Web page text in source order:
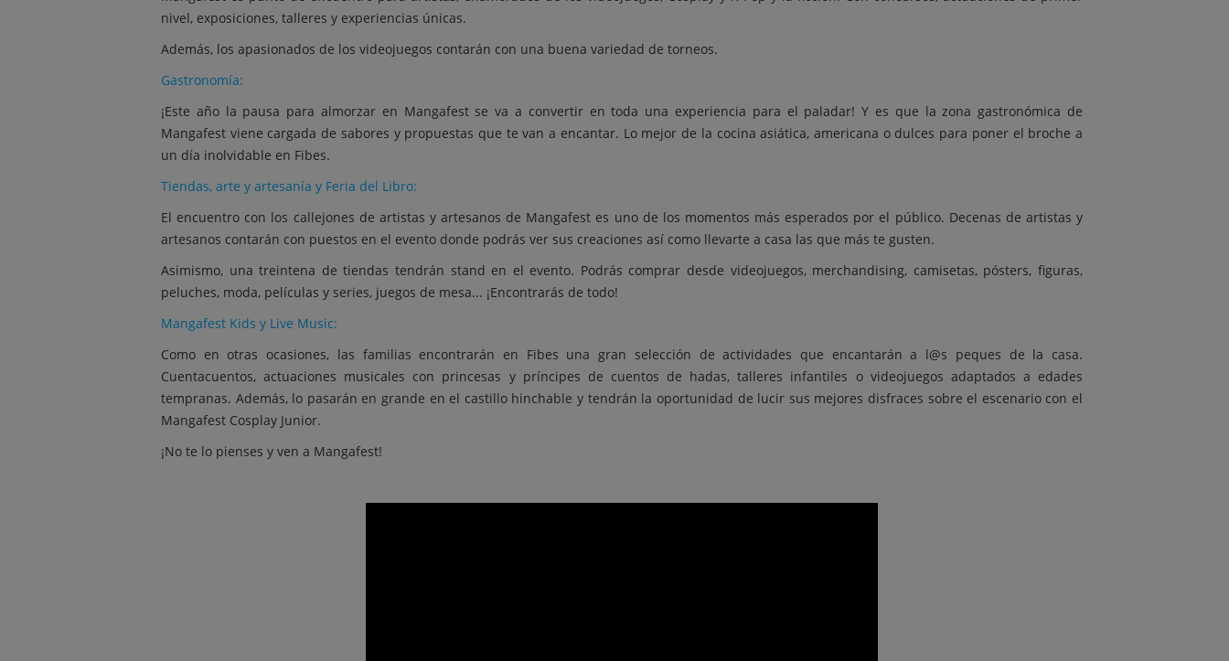
nivel, exposiciones, talleres y experiencias únicas.
Además, los apasionados de los videojuegos contarán con una buena variedad de torneos.
Gastronomía:
¡Este año la pausa para almorzar en Mangafest se va a convertir en toda una experiencia para el paladar! Y es que la zona gastronómica de
Mangafest viene cargada de sabores y propuestas que te van a encantar. Lo mejor de la cocina asiática, americana o dulces para poner el broche a
un día inolvidable en Fibes.
Tiendas, arte y artesanía y Feria del Libro:
El encuentro con los callejones de artistas y artesanos de Mangafest es uno de los momentos más esperados por el público. Decenas de artistas y
artesanos contarán con puestos en el evento donde podrás ver sus creaciones así como llevarte a casa las que más te gusten.
Asimismo, una treintena de tiendas tendrán stand en el evento. Podrás comprar desde videojuegos, merchandising, camisetas, pósters, figuras,
peluches, moda, películas y series, juegos de mesa... ¡Encontrarás de todo!
Mangafest Kids y Live Music:
Como en otras ocasiones, las familias encontrarán en Fibes una gran selección de actividades que encantarán a l@s peques de la casa.
Cuentacuentos, actuaciones musicales con princesas y príncipes de cuentos de hadas, talleres infantiles o videojuegos adaptados a edades
tempranas. Además, lo pasarán en grande en el castillo hinchable y tendrán la oportunidad de lucir sus mejores disfraces sobre el escenario con el
Mangafest Cosplay Junior.
¡No te lo pienses y ven a Mangafest!